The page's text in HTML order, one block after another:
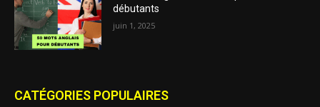
débutants
juin 1, 2025
CATÉGORIES POPULAIRES